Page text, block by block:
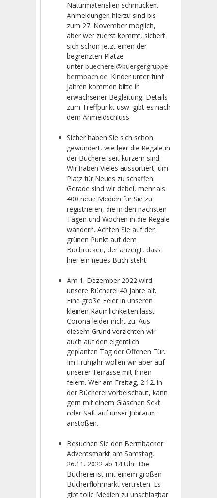
Naturmaterialien schmücken.
Anmeldungen hierzu sind bis
zum 27. November möglich,
aber wer zuerst kommt, sichert
sich schon jetzt einen der
begrenzten Plätze
unterbuecherei@buergergruppe-
bermbach.de. Kinder unter fünf
Jahren kommen bitte in
erwachsener Begleitung. Details
zum Treffpunkt usw. gibt es nach
dem Anmeldschluss.
Sicher haben Sie sich schon
gewundert, wie leer die Regale in
der Bücherei seit kurzem sind.
Wir haben Vieles aussortiert, um
Platz für Neues zu schaffen.
Gerade sind wir dabei, mehr als
400 neue Medien für Sie zu
registrieren, die in den nächsten
Tagen und Wochen in die Regale
wandern. Achten Sie auf den
grünen Punkt auf dem
Buchrücken, der anzeigt, dass
hier ein neues Buch steht.
Am 1. Dezember 2022 wird
unsere Bücherei 40 Jahre alt.
Eine große Feier in unseren
kleinen Räumlichkeiten lässt
Corona leider nicht zu. Aus
diesem Grund verzichten wir
auch auf den eigentlich
geplanten Tag der Offenen Tür.
Im Frühjahr wollen wir aber auf
unserer Terrasse mit Ihnen
feiern. Wer am Freitag, 2.12. in
der Bücherei vorbeischaut, kann
gern mit einem Gläschen Sekt
oder Saft auf unser Jubiläum
anstoßen.
Besuchen Sie den Bermbacher
Adventsmarkt am Samstag,
26.11. 2022 ab 14 Uhr. Die
Bücherei ist mit einem großen
Bücherflohmarkt vertreten. Es
gibt tolle Medien zu unschlagbar